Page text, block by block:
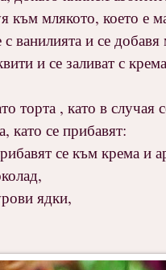
към млякото, което е
ванилията и се добавя
и се заливат с
торта , като в случая
като се прибавят:
се към крема и
ядки,